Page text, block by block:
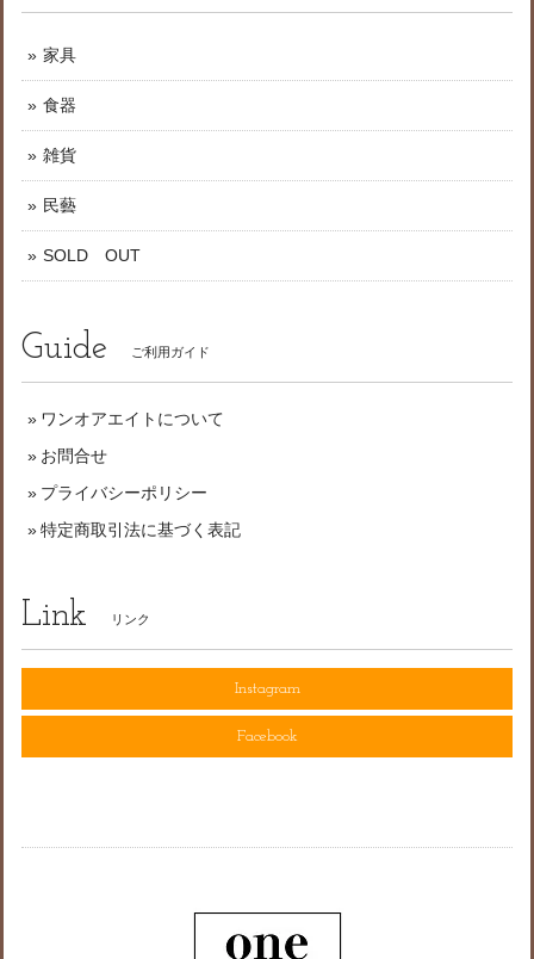
家具
食器
雑貨
民藝
SOLD OUT
Guide ご利用ガイド
ワンオアエイトについて
お問合せ
プライバシーポリシー
特定商取引法に基づく表記
Link リンク
Instagram
Facebook